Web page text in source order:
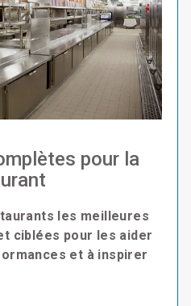
pour la
les meilleures
ciblées pour les aider
et à inspirer